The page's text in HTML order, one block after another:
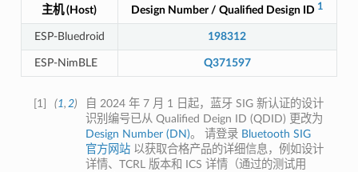
主机 (Host) Design Number / Qualified Design ID 1
ESP-Bluedroid 198312
ESP-NimBLE Q371597
1 (1, 2)
自 2024 年 7 月 1 日起，蓝牙 SIG 新认证的设计
识别编号已从 Qualified Deign ID (QDID) 更改为
Design Number (DN)。 请登录 Bluetooth SIG
官方网站 以获取合格产品的详细信息，例如设计
详情、TCRL 版本和 ICS 详情（通过的测试用